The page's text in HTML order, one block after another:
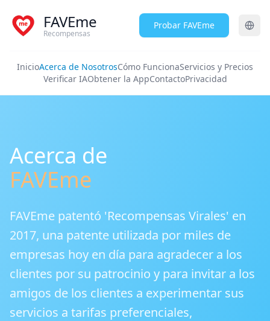
FAVEme
Recompensas
Probar FAVEme
InicioAcerca de NosotrosCómo FuncionaServicios y Precios
Verificar IAObtener la AppContactoPrivacidad
Acerca de
FAVEme
FAVEme patentó 'Recompensas Virales' en
2017, una patente utilizada por miles de
empresas hoy en día para agradecer a los
clientes por su patrocinio y para invitar a los
amigos de los clientes a experimentar sus
servicios a tarifas preferenciales,